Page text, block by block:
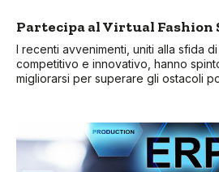
Partecipa al Virtual Fashion
I recenti avvenimenti, uniti alla sfida
competitivo e innovativo, hanno
migliorarsi per superare gli ostacoli